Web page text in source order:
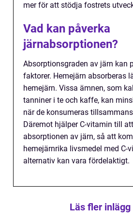
mer för att stödja fostrets
Vad kan påverka
järnabsorptionen?
Absorptionsgraden av järn kan
faktorer. Hemejärn absorberas
hemejärn. Vissa ämnen, som
tanniner i te och kaffe, kan
när de konsumeras
Däremot hjälper C-vitamin till
absorptionen av järn, så att
hemejärnrika livsmedel med C-
alternativ kan vara fördelaktigt.
Läs fler inlägg